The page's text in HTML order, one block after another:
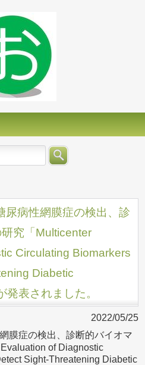
尿病性網膜症の検出、診
究「Multicenter
Circulating Biomarkers
Diabetic
表されました。
2022/05/25
膜症の検出、診断的バイオマ
of Diagnostic
Sight-Threatening Diabetic